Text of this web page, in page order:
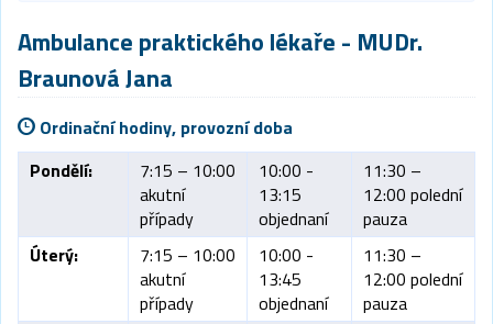
Ambulance praktického lékaře - MUDr.
Braunová Jana
Ordinační hodiny, provozní doba
Pondělí:
7:15 – 10:00
akutní
případy
10:00 -
13:15
objednaní
11:30 –
12:00 polední
pauza
Úterý:
7:15 – 10:00
akutní
případy
10:00 -
13:45
objednaní
11:30 –
12:00 polední
pauza